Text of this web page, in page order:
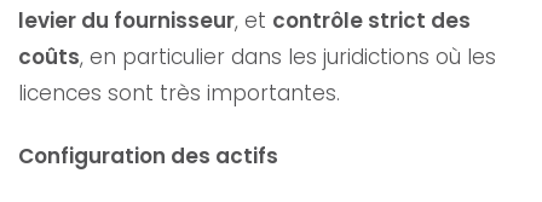
levier du fournisseur, et contrôle strict des
coûts, en particulier dans les juridictions où les
licences sont très importantes.
Configuration des actifs